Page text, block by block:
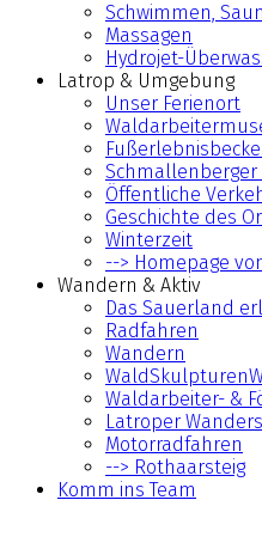
Schwimmen,
Massagen
Hydrojet-
Latrop & Umgebung
Unser Ferienort
Schmallenberger
Öffentliche
Geschichte des
Winterzeit
--> Homepage
Wandern & Aktiv
Das Sauerland
Radfahren
Wandern
Waldarbeiter- &
Latroper
Motorradfahren
--> Rothaarsteig
Komm ins Team